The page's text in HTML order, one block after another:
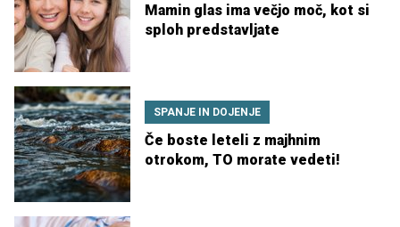
Mamin glas ima večjo moč, kot si
sploh predstavljate
SPANJE IN DOJENJE
Če boste leteli z majhnim
otrokom, TO morate vedeti!